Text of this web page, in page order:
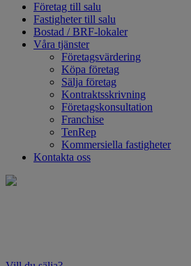
Företag till salu
Fastigheter till salu
Bostad / BRF-lokaler
Våra tjänster
Företagsvärdering
Köpa företag
Sälja företag
Kontraktsskrivning
Företagskonsultation
Franchise
TenRep
Kommersiella fastigheter
Kontakta oss